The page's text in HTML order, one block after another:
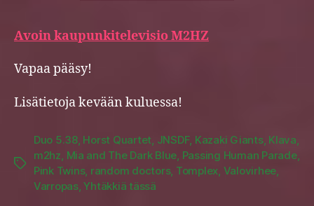
Avoin kaupunkitelevisio M2HZ
Vapaa pääsy!
Lisätietoja kevään kuluessa!
Tags
Duo 5.38, Horst Quartet, JNSDF, Kazaki Giants, Klava,
m2hz, Mia and The Dark Blue, Passing Human Parade,
Pink Twins, random doctors, Tomplex, Valovirhee,
Varropas,Yhtäkkiä tässä